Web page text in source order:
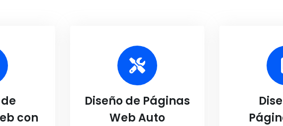
con
Diseño de Páginas
Web Auto